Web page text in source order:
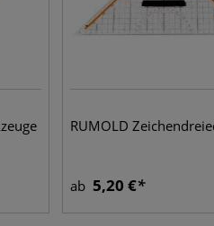
RUMOLD
ab 5,20 €